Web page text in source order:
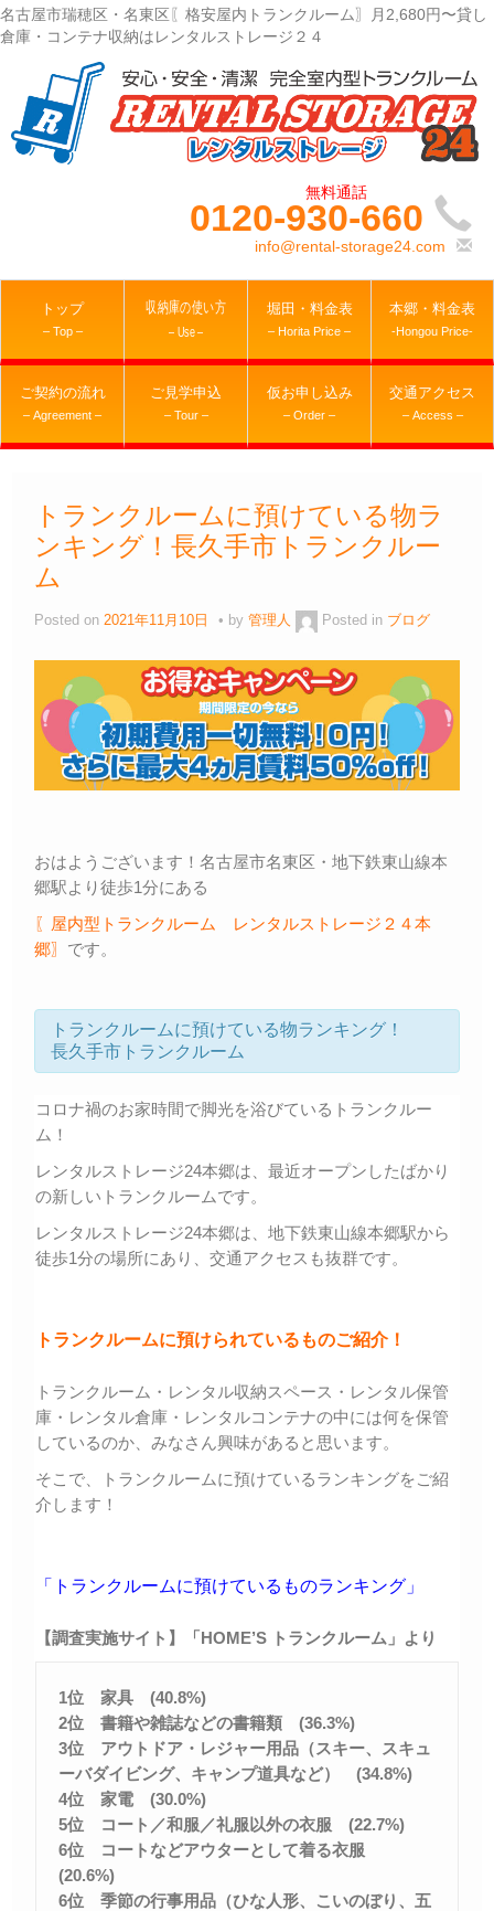
名古屋市瑞穂区・名東区〖格安屋内トランクルーム〗月2,680円〜貸し
倉庫・コンテナ収納はレンタルストレージ２４
0120-930-660
info@rental-storage24.com
トップ
– Top –
収納庫の使い方
– Use –
堀田・料金表
– Horita Price –
本郷・料金表
-Hongou Price-
ご契約の流れ
– Agreement –
ご見学申込
– Tour –
仮お申し込み
– Order –
交通アクセス
– Access –
トランクルームに預けている物ラ
ンキング！長久手市トランクルー
ム
Posted on 2021年11月10日 by 管理人 Posted in ブログ
おはようございます！名古屋市名東区・地下鉄東山線本
郷駅より徒歩1分にある
〖屋内型トランクルーム レンタルストレージ２４本
郷〗 です。
トランクルームに預けている物ランキング！
長久手市トランクルーム
コロナ禍のお家時間で脚光を浴びているトランクルー
ム！
レンタルストレージ24本郷は、最近オープンしたばかり
の新しいトランクルームです。
レンタルストレージ24本郷は、地下鉄東山線本郷駅から
徒歩1分の場所にあり、交通アクセスも抜群です。
トランクルームに預けられているものご紹介！
トランクルーム・レンタル収納スペース・レンタル保管
庫・レンタル倉庫・レンタルコンテナの中には何を保管
しているのか、みなさん興味があると思います。
そこで、トランクルームに預けているランキングをご紹
介します！
「トランクルームに預けているものランキング」
【調査実施サイト】「HOME’S トランクルーム」より
1位 家具 (40.8%)
2位 書籍や雑誌などの書籍類 (36.3%)
3位 アウトドア・レジャー用品（スキー、スキュ
ーバダイビング、キャンプ道具など） (34.8%)
4位 家電 (30.0%)
5位 コート／和服／礼服以外の衣服 (22.7%)
6位 コートなどアウターとして着る衣服
(20.6%)
6位 季節の行事用品（ひな人形、こいのぼり、五